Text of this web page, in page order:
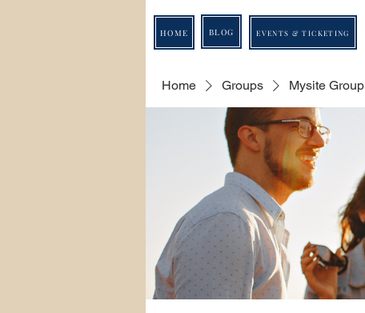
HOME BLOG EVENTS & TICKETING
Home Groups Mysite Group